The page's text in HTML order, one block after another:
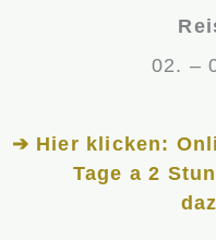
02. –
➔ Hier klicken:
Tage a 2